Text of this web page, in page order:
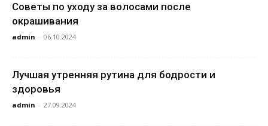
Советы по уходу за волосами после
окрашивания
admin - 06.10.2024
Лучшая утренняя рутина для бодрости и
здоровья
admin - 27.09.2024